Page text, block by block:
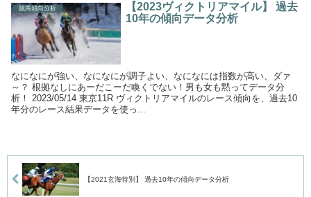
競馬傾向分析
【2023ヴィクトリアマイル】 過去
10年の傾向データ分析
なになにが強い、なになにが調子よい、なになには指数が高い、ダァ
～？ 根拠なしにあーだこーだ喚くでない！男も女も黙ってデータ分
析！ 2023/05/14 東京11R ヴィクトリアマイルのレース傾向を、過去10
年分のレース結果データを使っ...
【2021玄海特別】 過去10年の傾向データ分析